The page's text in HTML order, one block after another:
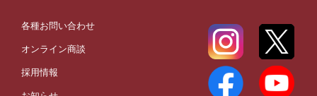
各種お問い合わせ
オンライン商談
採用情報